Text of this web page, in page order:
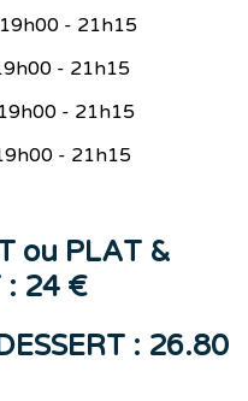
- 21h15
- 21h15
- 21h15
- 21h15
ou PLAT &
: 24 €
: 26.80